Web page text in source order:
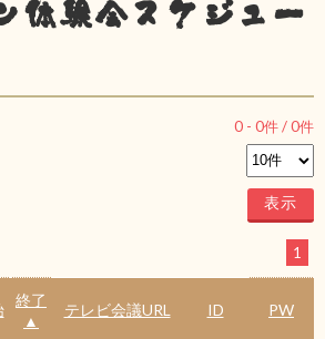
体験会スケジュー
0 - 0件 /0件
1
終了
▲
テレビ会議URL ID PW